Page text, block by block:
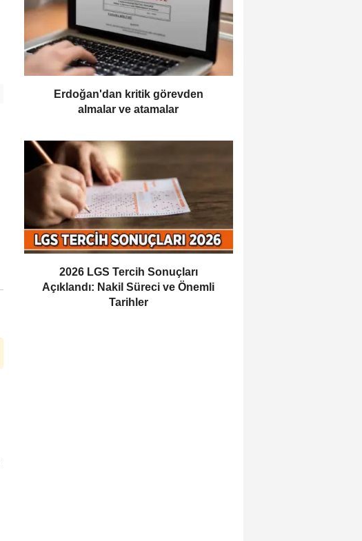
Erdoğan'dan kritik görevden
almalar ve atamalar
2026 LGS Tercih Sonuçları
Açıklandı: Nakil Süreci ve Önemli
Tarihler